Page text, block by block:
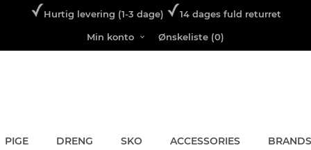
Hurtig levering (1-3 dage) 14 dages fuld returret
Min konto Ønskeliste (0)
PIGE DRENG SKO ACCESSORIES BRANDS